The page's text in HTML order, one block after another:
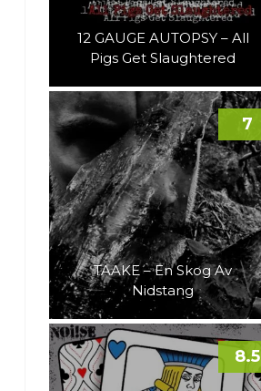
12 GAUGE AUTOPSY – All
Pigs Get Slaughtered
TAAKE – En Skog Av
Nidstang
7
8.5